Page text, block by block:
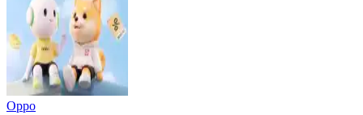
Oppo